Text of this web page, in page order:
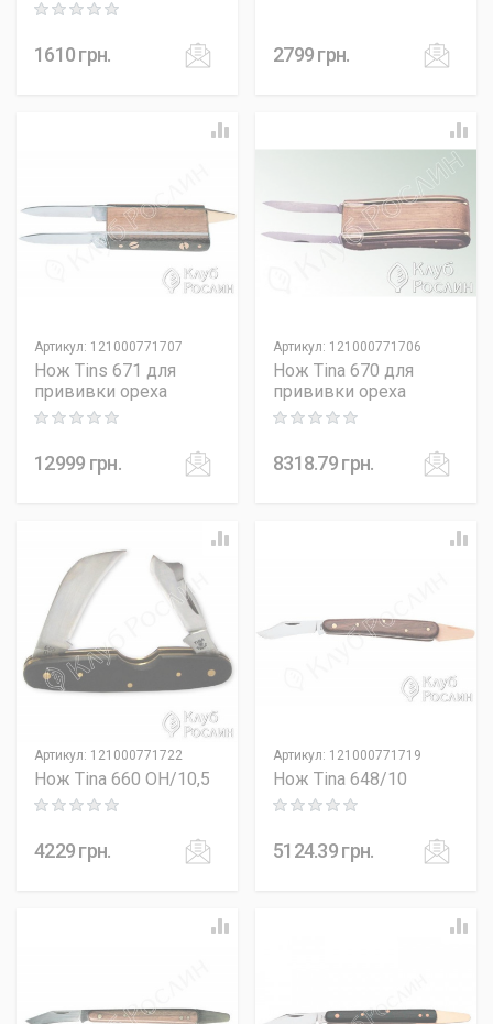
Rating: 0 out of 5
1610грн. 2799грн.
Артикул: 121000771707
Нож Tins 671 для
прививки ореха
Rating: 0 out of 5
12999 грн.
Артикул: 121000771706
Нож Tina 670 для
прививки ореха
Rating: 0 out of 5
8318.79грн.
Артикул: 121000771722
Нож Tina 660 OH/10,5
Rating: 0 out of 5
4229грн.
Артикул: 121000771719
Нож Tina 648/10
Rating: 0 out of 5
5124.39грн.